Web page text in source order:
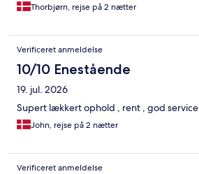
Thorbjørn, rejse på 2 nætter
Verificeret anmeldelse
10/10 Enestående
19. jul. 2026
Supert lækkert ophold , rent , god service
John, rejse på 2 nætter
Verificeret anmeldelse